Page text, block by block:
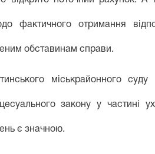
фактичного отримання
обставинам справи.
міськрайонного суду
закону у частині
є значною.